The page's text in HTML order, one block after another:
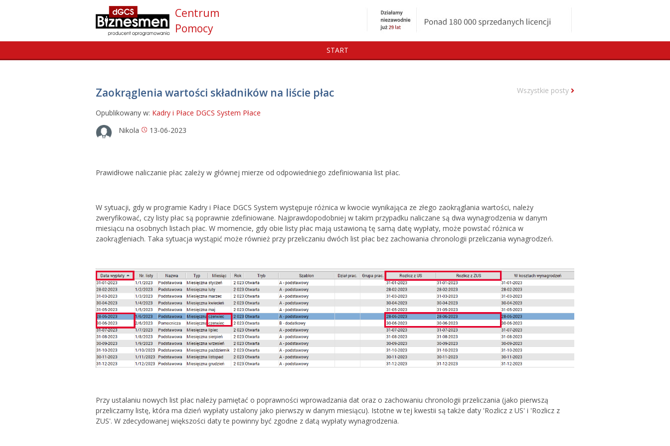
Centrum
Pomocy
START
Zaokrąglenia wartości składników na liście płac
Opublikowany w: Kadry i Płace DGCS System Płace
Nikola
13-06-2023
Wszystkie posty
Prawidłowe naliczanie płac zależy w głównej mierze od odpowiedniego zdefiniowania list płac.
W sytuacji, gdy w programie Kadry i Płace DGCS System występuje różnica w kwocie wynikająca ze złego zaokrąglania wartości, należy
zweryfikować, czy listy płac są poprawnie zdefiniowane. Najprawdopodobniej w takim przypadku naliczane są dwa wynagrodzenia w danym
miesiącu na osobnych listach płac. W momencie, gdy obie listy płac mają ustawioną tę samą datę wypłaty, może powstać różnica w
zaokrągleniach. Taka sytuacja wystąpić może również przy przeliczaniu dwóch list płac bez zachowania chronologii przeliczania wynagrodzeń.
Przy ustalaniu nowych list płac należy pamiętać o poprawności wprowadzania dat oraz o zachowaniu chronologii przeliczania (jako pierwszą
przeliczamy listę, która ma dzień wypłaty ustalony jako pierwszy w danym miesiącu). Istotne w tej kwestii są także daty 'Rozlicz z US' i 'Rozlicz z
ZUS'. W zdecydowanej większości daty te powinny być zgodne z datą wypłaty wynagrodzenia.